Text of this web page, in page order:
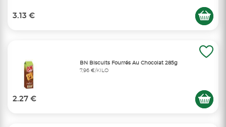
3.13 €
BN Biscuits Fourrés Au Chocolat 285g
7,96 €/KILO
2.27 €